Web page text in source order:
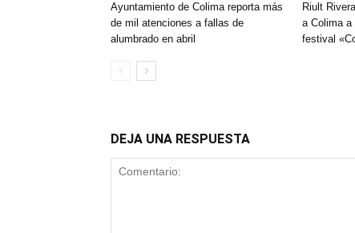
Ayuntamiento de Colima reporta más
de mil atenciones a fallas de
alumbrado en abril
Riult
a Colima a
festival
DEJA UNA RESPUESTA